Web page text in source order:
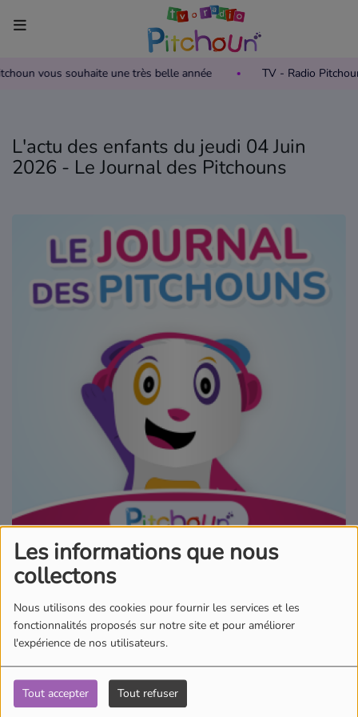
Les informations que nous
collectons
Nous utilisons des cookies pour fournir les services et les
fonctionnalités proposés sur notre site et pour améliorer
l'expérience de nos utilisateurs.
Tout accepter Tout refuser
vous souhaite une très belle année TV - Radio
Accueil
Grille des programmes TV
Où regarder TV Pitchoun ?
Radio
Où écouter Radio Pitchoun ?
Pitchoun Rédac
Qui sommes-nous ?
Contact
L'actu des enfants du jeudi 04 Juin
2026 - Le Journal des Pitchouns
04 juin 2026 - 00:00
Écouter le podcast
Aujourd'hui dans l'actu des Pitchouns, Ambre nous emmène aux
Etats-Unis. Un ours braque une pâtisserie et déguste
tranquillement 60 cupcakes. Il était visiblement affamé et en